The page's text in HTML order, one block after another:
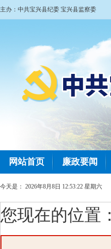
主办：中共宝兴县纪委 宝兴县监察委
网站首页 廉政要闻
今天是： 2026年8月8日 12:53:23 星期六
您现在的位置：